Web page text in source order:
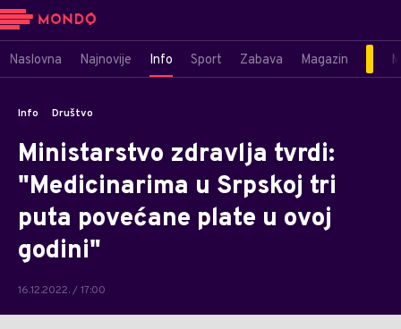
Naslovna Najnovije Info Sport Zabava Magazin
Info Društvo
Ministarstvo zdravlja tvrdi:
"Medicinarima u Srpskoj tri
puta povećane plate u ovoj
godini"
16.12.2022. / 17:00